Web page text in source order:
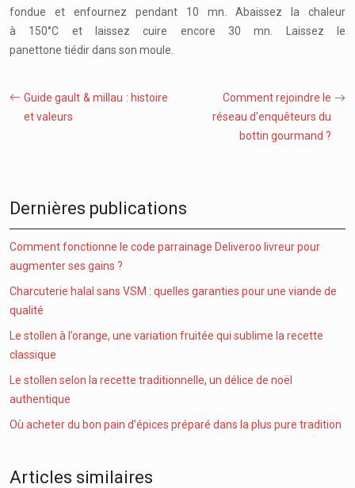
fondue et enfournez pendant 10 mn. Abaissez la chaleur
à 150°C et laissez cuire encore 30 mn. Laissez le
panettone tiédir dans son moule.
Guide gault & millau : histoire
et valeurs
Comment rejoindre le
réseau d’enquêteurs du
bottin gourmand ?
Dernières publications
Comment fonctionne le code parrainage Deliveroo livreur pour
augmenter ses gains ?
Charcuterie halal sans VSM : quelles garanties pour une viande de
qualité
Le stollen à l’orange, une variation fruitée qui sublime la recette
classique
Le stollen selon la recette traditionnelle, un délice de noël
authentique
Où acheter du bon pain d’épices préparé dans la plus pure tradition
Articles similaires